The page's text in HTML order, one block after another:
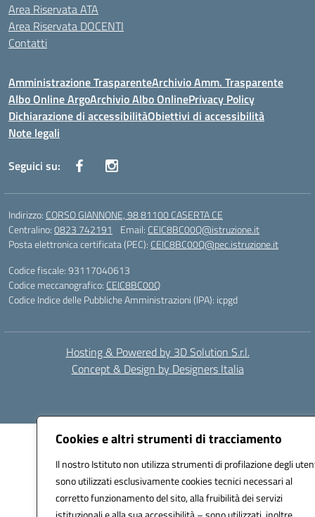
Cookies e altri strumenti di tracciamento
Il nostro Istituto non utilizza strumenti di profilazione degli
sono utilizzati esclusivamente cookies tecnici necessari al
corretto funzionamento del sito, alla fruibilità dei servizi
Area Riservata ATA
Area Riservata DOCENTI
Contatti
Amministrazione TrasparenteArchivio Amm. Trasparente
Albo Online ArgoArchivio Albo OnlinePrivacy Policy
Dichiarazione di accessibilitàObiettivi di accessibilità
Note legali
Seguici su:
Indirizzo: CORSO GIANNONE, 98 81100 CASERTA CE
Centralino:0823 742191 Email: CEIC8BC00Q@istruzione.it
Posta elettronica certificata (PEC): CEIC8BC00Q@pec.istruzione.it
Codice fiscale: 93117040613
Codice meccanografico: CEIC8BC00Q
Codice Indice delle Pubbliche Amministrazioni (IPA): icpgd
Hosting & Powered by 3D Solution S.r.l.
Concept & Design by Designers Italia